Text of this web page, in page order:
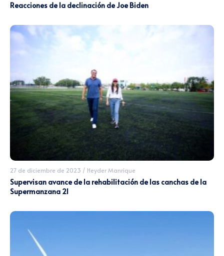
Reacciones de la declinación de Joe Biden
27 de diciembre de 2023 / Heyder Manrique
Supervisan avance de la rehabilitación de las canchas de la
Supermanzana 21